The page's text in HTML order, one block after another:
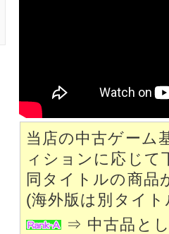
当店の中古ゲーム
ィションに応じて
同タイトルの商品
(海外版は別タイ
⇒ 中古品とし